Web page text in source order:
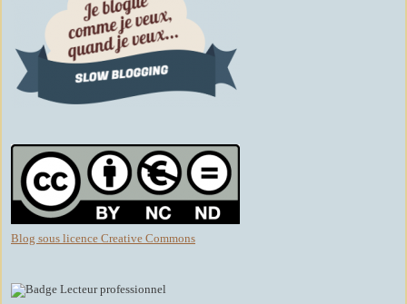
Blog sous licence Creative Commons